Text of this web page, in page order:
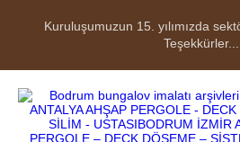
Kuruluşumuzun 15. yılımızda
Teşekkürler...